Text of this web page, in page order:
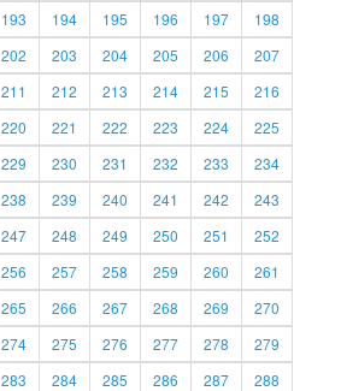
193 194 195 196 197
198
202 203 204 205 206
207
211 212 213 214 215
216
220 221 222 223 224
225
229 230 231 232 233
234
238 239 240 241 242
243
247 248 249 250 251
252
256 257 258 259 260
261
265 266 267 268 269
270
274 275 276 277 278
279
283 284 285 286 287
288